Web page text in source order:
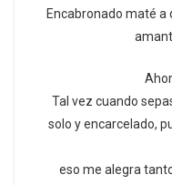
Encabronado maté a
Tal vez cuando
solo y encarcelado,
eso me alegra